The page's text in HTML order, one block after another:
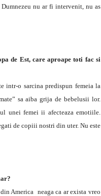
nu ar fi intervenit, nu as
de Est, care aproape toti fac si
intr-o sarcina predispun femeia la
sa aiba grija de bebelusii lor.
unei femei ii afecteaza emotiile.
de copiii nostri din uter. Nu este
America neaga ca ar exista vreo